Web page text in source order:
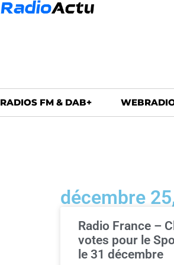
RADIOS FM & DAB+
décembre
Radio France –
votes pour le
le 31 décembre